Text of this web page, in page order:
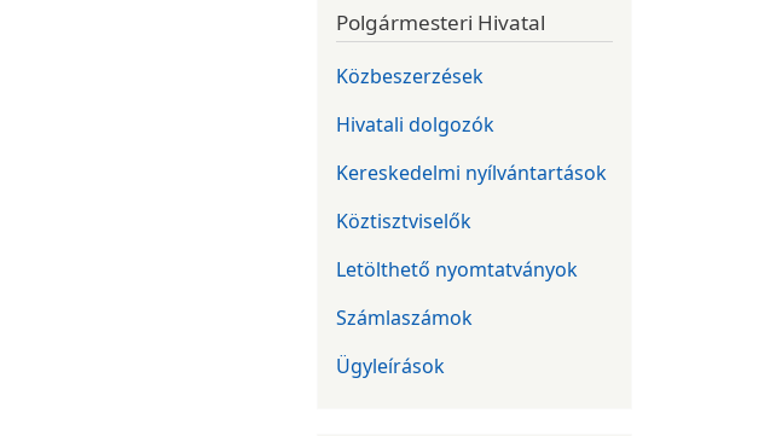
Polgármesteri Hivatal
Közbeszerzések
Hivatali dolgozók
Kereskedelmi nyílvántartások
Köztisztviselők
Letölthető nyomtatványok
Számlaszámok
Ügyleírások